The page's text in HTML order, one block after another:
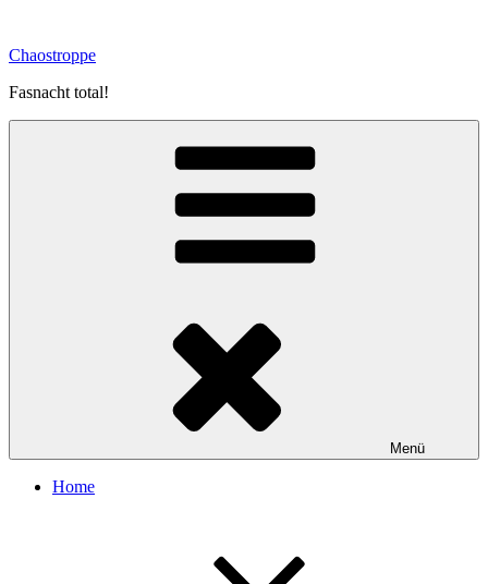
springen
Chaostroppe
Fasnacht total!
Menü
Home